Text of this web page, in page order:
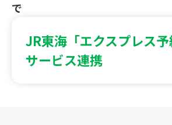
で
JR東海「エクスプレス
サービス連携